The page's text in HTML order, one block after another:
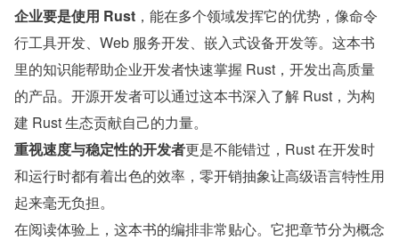
企业要是使用 Rust ，能在多个领域发挥它的优势，像命令
行工具开发、Web 服务开发、嵌入式设备开发等。这本书
里的知识能帮助企业开发者快速掌握 Rust，开发出高质量
的产品。开源开发者可以通过这本书深入了解 Rust，为构
建 Rust 生态贡献自己的力量。
重视速度与稳定性的开发者更是不能错过，Rust 在开发时
和运行时都有着出色的效率，零开销抽象让高级语言特性用
起来毫无负担。
在阅读体验上，这本书的编排非常贴心。它把章节分为概念